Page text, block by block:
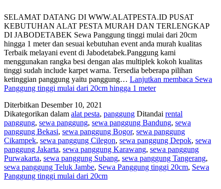
SELAMAT DATANG DI WWW.ALATPESTA.ID PUSAT
KEBUTUHAN ALAT PESTA MURAH DAN TERLENGKAP
DI JABODETABEK Sewa Panggung tinggi mulai dari 20cm
hingga 1 meter dan sesuai kebutuhan event anda murah kualitas
Terbaik melayani event di Jabodetabek.Panggung kami
menggunakan rangka besi dengan alas multiplek kokoh kualitas
tinggi sudah include karpet warna. Tersedia beberapa pilihan
ketinggian panggung yaitu panggung… Lanjutkan membaca Sewa
Panggung tinggi mulai dari 20cm hingga 1 meter
Diterbitkan Desember 10, 2021
Dikategorikan dalam alat pesta, panggung Ditandai rental
panggung, sewa panggung, sewa panggung Bandung, sewa
panggung Bekasi, sewa panggung Bogor, sewa panggung
Cikampek, sewa panggung Cilegon, sewa panggung Depok, sewa
panggung Jakarta, sewa panggung Karawang, sewa panggung
Purwakarta, sewa panggung Subang, sewa panggung Tangerang,
sewa panggung Teluk Jambe, Sewa Panggung tinggi 20cm, Sewa
Panggung tinggi mulai dari 20cm